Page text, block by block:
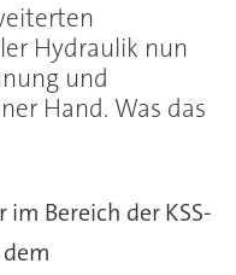
Hydraulik nun
und
Hand. Was das
Bereich der KSS-